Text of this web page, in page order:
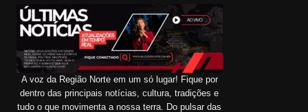
A voz da Região Norte em um só lugar! Fique por
dentro das principais notícias, cultura, tradições e
tudo o que movimenta a nossa terra. Do pulsar das